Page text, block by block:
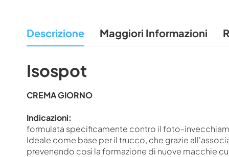
galleria
di
Descrizione
Isospot
CREMA GIORNO
Indicazioni:
formulata specificamente contro il foto-
Ideale come base per il trucco, che grazie
prevenendo così la formazione di nuove macchie
Maggiori Informazioni